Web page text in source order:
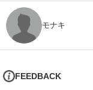
モナキ
FEEDBACK